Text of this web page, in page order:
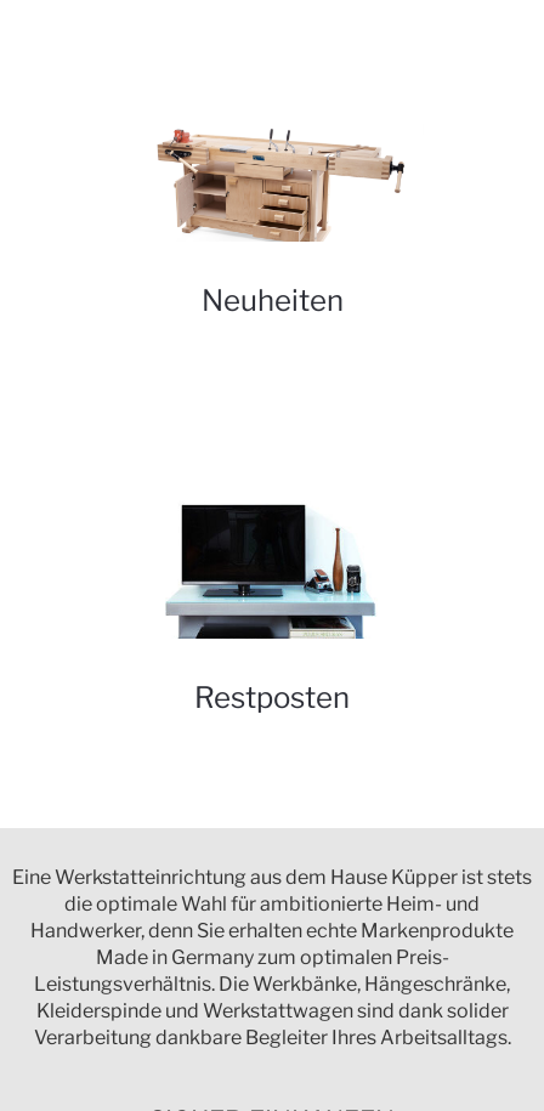
Neuheiten
Restposten
Eine Werkstatteinrichtung aus dem Hause Küpper ist stets
die optimale Wahl für ambitionierte Heim- und
Handwerker, denn Sie erhalten echte Markenprodukte
Made in Germany zum optimalen Preis-
Leistungsverhältnis. Die Werkbänke, Hängeschränke,
Kleiderspinde und Werkstattwagen sind dank solider
Verarbeitung dankbare Begleiter Ihres Arbeitsalltags.